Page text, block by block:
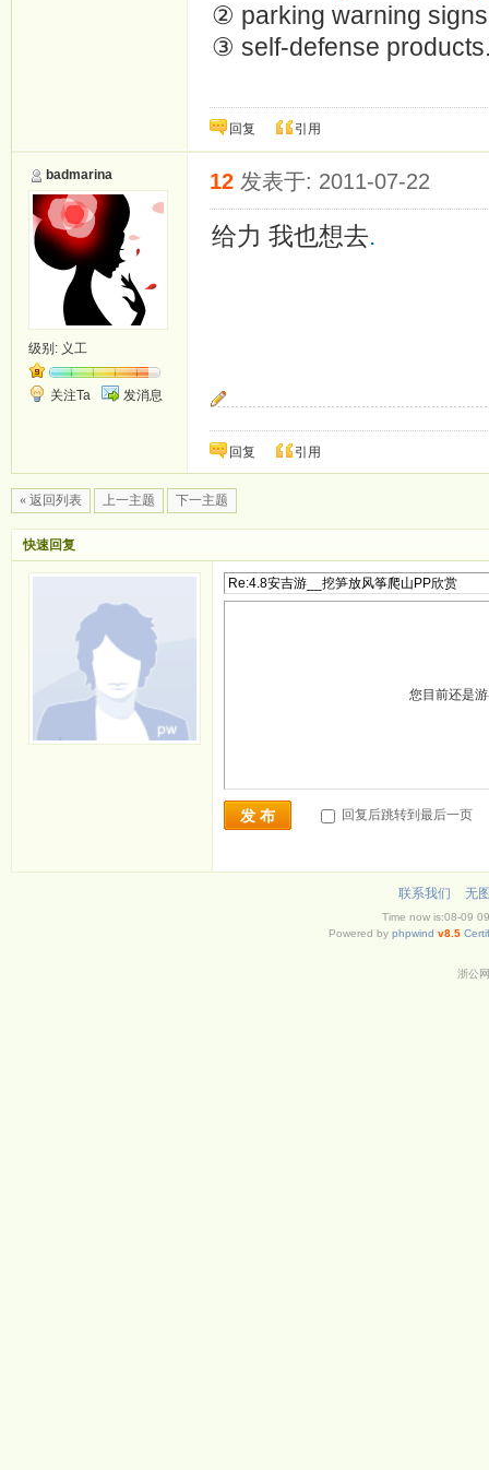
② parking warning
③ self-defense
回复 引用
badmarina
级别: 义工
关注Ta 发消息
12 发表于: 2011-07-22
给力 我也想去.
<a href="http://jmsell.pixnet.net/blog">日本羽鈦
回复
引用
« 返回列表 上一主题 下一主题
快速回复
您目前还是
发 布 回复后跳转到最后一页
联系我们 无
Time now is:08-09
Powered by phpwind v8.5
浙公